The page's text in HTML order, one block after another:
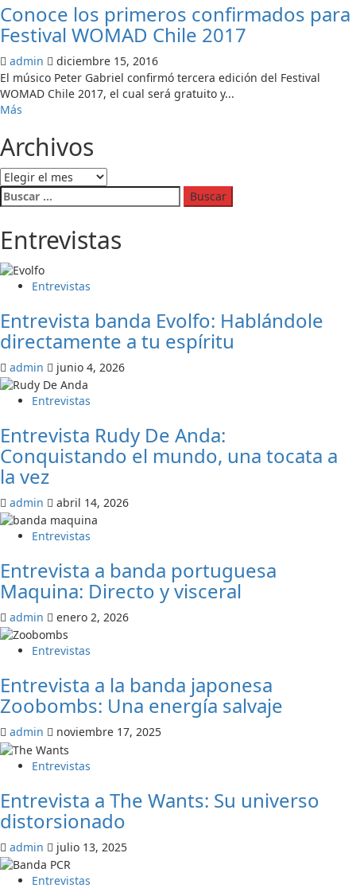
Conoce los primeros confirmados para
Festival WOMAD Chile 2017
admin
diciembre 15, 2016
El músico Peter Gabriel confirmó tercera edición del Festival
WOMAD Chile 2017, el cual será gratuito y...
Más
acerca
de
Conoce
los
primeros
para
Festival
WOMAD
Chile
Archivos
Archivos
Buscar:
Entrevistas
Entrevistas
Entrevista banda Evolfo: Hablándole
directamente a tu espíritu
admin junio 4, 2026
Entrevistas
Entrevista Rudy De Anda:
Conquistando el mundo, una tocata a
la vez
admin abril 14, 2026
Entrevistas
Entrevista a banda portuguesa
Maquina: Directo y visceral
admin enero 2, 2026
Entrevistas
Entrevista a la banda japonesa
Zoobombs: Una energía salvaje
admin noviembre 17, 2025
Entrevistas
Entrevista a The Wants: Su universo
distorsionado
admin julio 13, 2025
Entrevistas